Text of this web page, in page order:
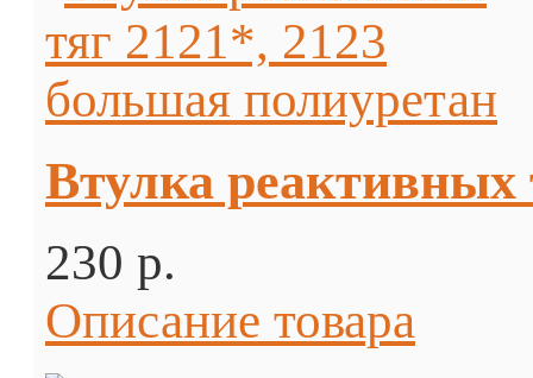
Втулка реактивных
230 p.
Описание товара